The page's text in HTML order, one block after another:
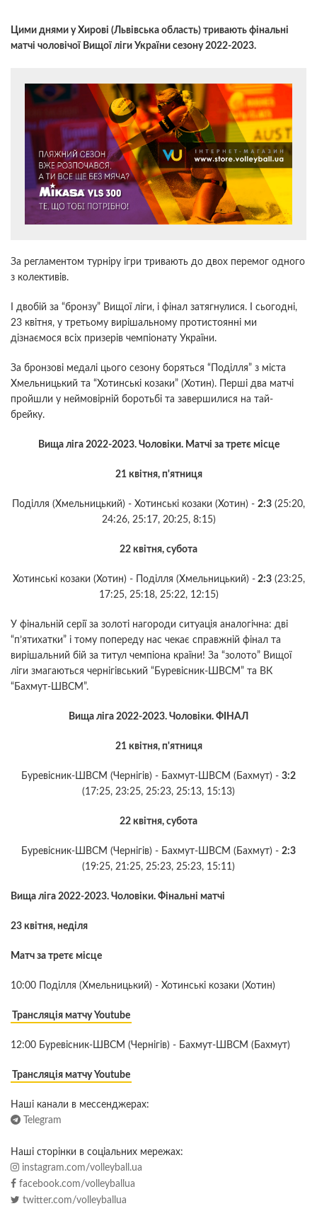
Цими днями у Хирові (Львівська область) тривають фінальні
матчі чоловічої Вищої ліги України сезону 2022-2023.
За регламентом турніру ігри тривають до двох перемог одного
з колективів.
І двобій за “бронзу” Вищої ліги, і фінал затягнулися. І сьогодні,
23 квітня, у третьому вирішальному протистоянні ми
дізнаємося всіх призерів чемпіонату України.
За бронзові медалі цього сезону боряться “Поділля” з міста
Хмельницький та “Хотинські козаки” (Хотин). Перші два матчі
пройшли у неймовірній боротьбі та завершилися на тай-
брейку.
Вища ліга 2022-2023. Чоловіки. Матчі за третє місце
21 квітня, п'ятниця
Поділля (Хмельницький) - Хотинські козаки (Хотин) - 2:3 (25:20,
24:26, 25:17, 20:25, 8:15)
22 квітня, субота
Хотинські козаки (Хотин) - Поділля (Хмельницький) -2:3(23:25,
17:25, 25:18, 25:22, 12:15)
У фінальній серії за золоті нагороди ситуація аналогічна: дві
“п’ятихатки” і тому попереду нас чекає справжній фінал та
вирішальний бій за титул чемпіона країни! За “золото” Вищої
ліги змагаються чернігівський “Буревісник-ШВСМ” та ВК
“Бахмут-ШВСМ”.
Вища ліга 2022-2023. Чоловіки. ФІНАЛ
21 квітня, п'ятниця
Буревісник-ШВСМ (Чернігів) - Бахмут-ШВСМ (Бахмут) - 3:2
(17:25, 23:25, 25:23, 25:13, 15:13)
22 квітня, субота
Буревісник-ШВСМ (Чернігів) - Бахмут-ШВСМ (Бахмут) - 2:3
(19:25, 21:25, 25:23, 25:23, 15:11)
Вища ліга 2022-2023. Чоловіки. Фінальні матчі
23 квітня, неділя
Матч за третє місце
10:00 Поділля (Хмельницький) - Хотинські козаки (Хотин)
Трансляція матчу Youtube
12:00 Буревісник-ШВСМ (Чернігів) - Бахмут-ШВСМ (Бахмут)
Трансляція матчу Youtube
Наші канали в мессенджерах:
Telegram
Наші сторінки в соціальних мережах:
instagram.com/volleyball.ua
facebook.com/volleyballua
twitter.com/volleyballua